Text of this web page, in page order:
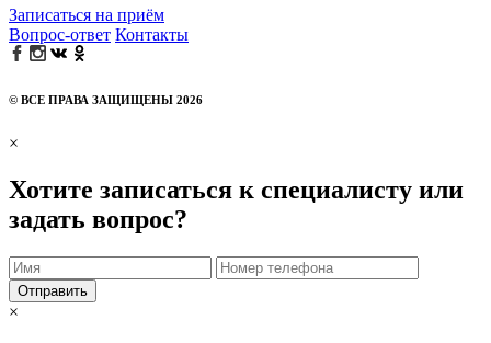
Записаться на приём
Вопрос-ответ Контакты
© ВСЕ ПРАВА ЗАЩИЩЕНЫ 2026
×
Хотите записаться к специалисту или
задать вопрос?
Отправить
×